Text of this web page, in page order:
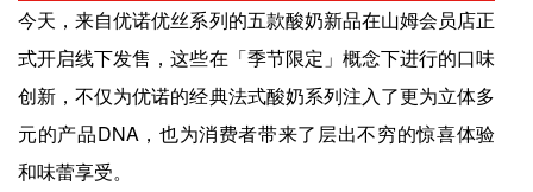
今天，来自优诺优丝系列的五款酸奶新品在山姆会员店正
式开启线下发售，这些在「季节限定」概念下进行的口味
创新，不仅为优诺的经典法式酸奶系列注入了更为立体多
元的产品DNA，也为消费者带来了层出不穷的惊喜体验
和味蕾享受。